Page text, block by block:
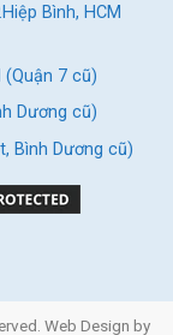
Bình, HCM
(Quận 7 cũ)
Dương cũ)
Bình Dương cũ)
Web Design by